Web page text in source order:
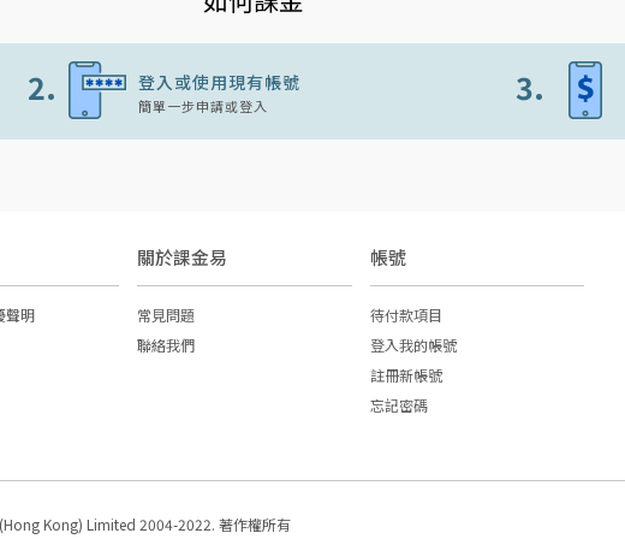
2. 登入或使用現有帳號
簡單一步申請或登入 3.
聲明
關於課金易
常見問題
聯絡我們
帳號
待付款項目
登入我的帳號
註冊新帳號
忘記密碼
Kong) Limited 2004-2022. 著作權所有